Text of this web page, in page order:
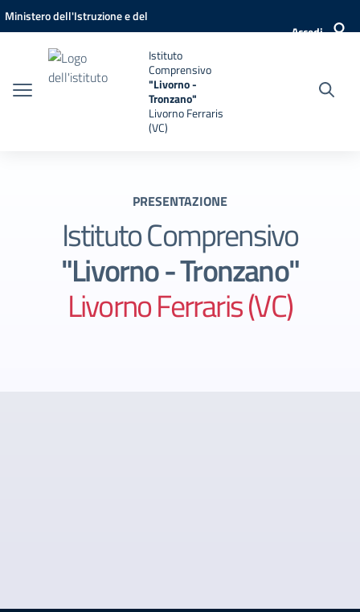
Vai ai contenuti
Vai al menu di navigazione
Vai al footer
Ministero dell'Istruzione e del
Accedi
Istituto
Comprensivo
"Livorno -
Tronzano"
Livorno Ferraris
(VC)
PRESENTAZIONE
Istituto Comprensivo
"Livorno - Tronzano"
Livorno Ferraris (VC)